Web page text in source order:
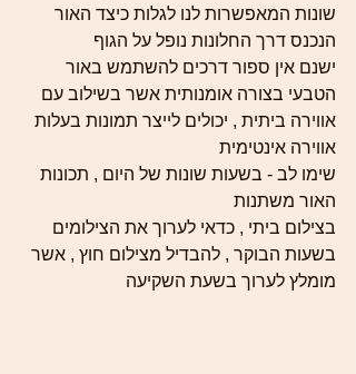
שונות המאפשרות לנו לגלות כיצד האור
הנכנס דרך החלונות נופל על הגוף
ישנם אין ספור דרכים להשתמש באור
הטבעי בצורה אומנותית אשר בשילוב עם
אווירה ביתית , יכולים לייצר תמונות בעלות
אווירה אינטימית
שימו לב - בשעות שונות של היום , תכונות
האור משתנות
בצילום ביתי , כדאי לערוך את הצילומים
בשעות הבוקר , להבדיל מצילום חוץ , אשר
מומלץ לערוך בשעת השקיעה